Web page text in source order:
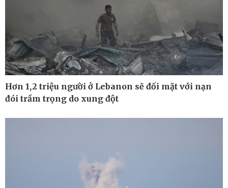
Kinh tế
Bất động sản
Khởi nghiệp
Thị trường
Giá vàng
Tiêu dùng
Tỷ giá
Hơn 1,2 triệu người ở Lebanon sẽ đối mặt với nạn
đói trầm trọng do xung đột